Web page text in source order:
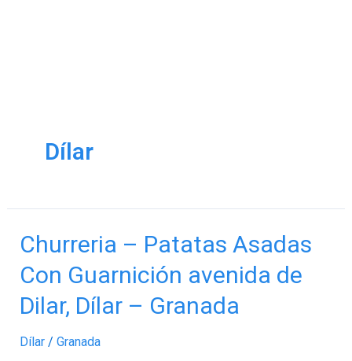
Dílar
Churreria – Patatas Asadas
Con Guarnición avenida de
Dilar, Dílar – Granada
Dílar/ Granada
Churreria
–
Patatas
Asadas
Con
Guarnición